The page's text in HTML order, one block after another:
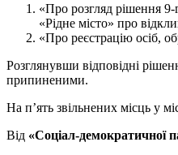
«Про розгляд рішення 9-
«Рідне місто» про
«Про реєстрацію осіб,
Розглянувши відповідні
припиненими.
На п’ять звільнених місць у
Від «Соціал-демократичної